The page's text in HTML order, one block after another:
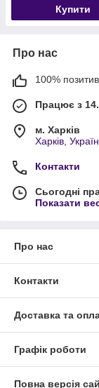
Купити
Про нас
100%
Працює з
м. Харків
Харків,
Контакти
Сьогодні
Показати
Про нас
Контакти
Доставка та
Графік роботи
Повна версія